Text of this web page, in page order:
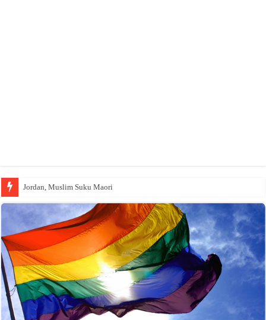
Jordan, Muslim Suku Maori
Wakaf Emas Muktamar